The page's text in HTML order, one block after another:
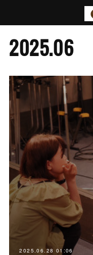
2025.06
2025.06.28 01:06